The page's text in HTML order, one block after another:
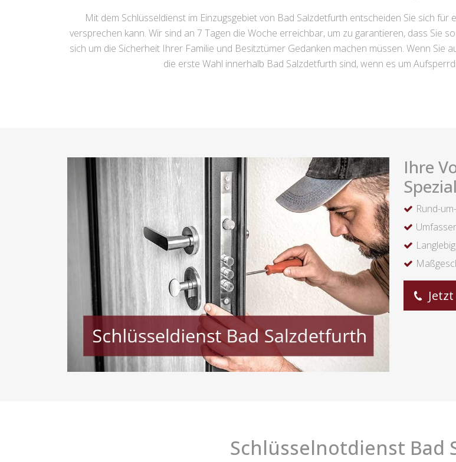
Mit dem Schlüsseldienst im Einzugsgebiet von Bad Salzdetfurth entscheiden Sie sich
versprechen kann. Wir sind an 7 Tagen die Woche erreichbar, um zu garantieren, dass Sie
sich um die Sicherheit Ihrer Familie und Besitztümer Gedanken machen müssen. Wenn
die erste Wahl innerhalb Bad Salzdetfurth sind, wenn es um
Ihre
Rund-
Schlüsselnotdienst Bad